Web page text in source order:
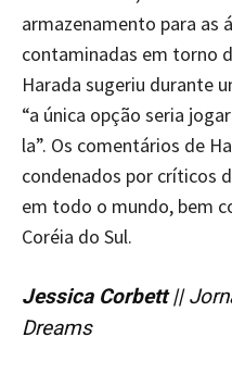
armazenamento para as
contaminadas em torno
Harada sugeriu durante
“a única opção seria
la”. Os comentários de
condenados por críticos
em todo o mundo, bem
Coréia do Sul.
Jessica Corbett||
Dreams